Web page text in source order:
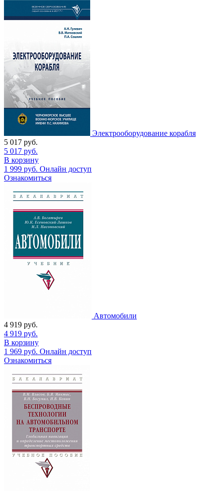
Электрооборудование корабля
5 017 руб.
5 017 руб.
В корзину
1 999 руб. Онлайн доступ
Ознакомиться
Автомобили
4 919 руб.
4 919 руб.
В корзину
1 969 руб. Онлайн доступ
Ознакомиться